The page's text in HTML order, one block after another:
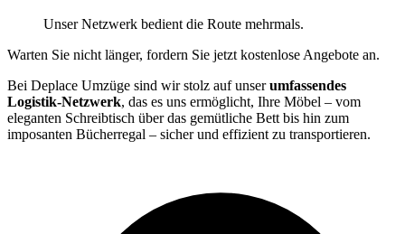
Unser Netzwerk bedient die Route mehrmals.
Warten Sie nicht länger, fordern Sie jetzt kostenlose Angebote an.
Bei Deplace Umzüge sind wir stolz auf unserumfassendes
Logistik-Netzwerk, das es uns ermöglicht, Ihre Möbel – vom
eleganten Schreibtisch über das gemütliche Bett bis hin zum
imposanten Bücherregal – sicher und effizient zu transportieren.